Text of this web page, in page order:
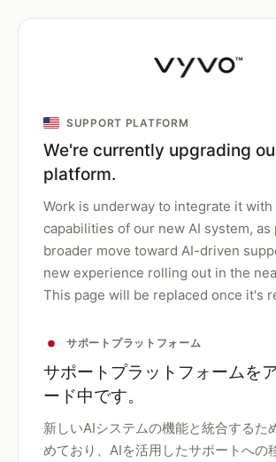
SUPPORT PLATFORM
We're currently upgrading
platform.
Work is underway to integrate it with
capabilities of our new AI system,
broader move toward AI-driven
new experience rolling out in the
This page will be replaced once it's
サポートプラットフォーム
サポートプラットフォームを
ード中です。
新しいAIシステムの機能と統合するた
めており、AIを活用したサポートへの